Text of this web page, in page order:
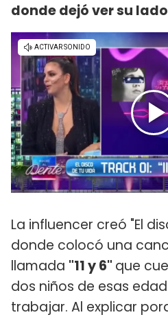
donde dejó ver su
La influencer creó "El
donde colocó una
llamada "11 y 6" que
dos niños de esas
trabajar. Al explicar